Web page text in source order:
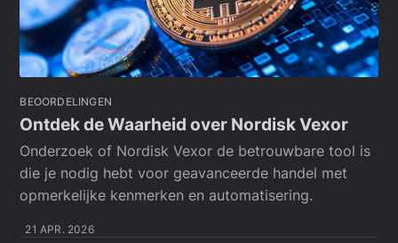
BEOORDELINGEN
Ontdek de Waarheid over Nordisk Vexor
Onderzoek of Nordisk Vexor de betrouwbare tool is
die je nodig hebt voor geavanceerde handel met
opmerkelijke kenmerken en automatisering.
21 APR. 2026